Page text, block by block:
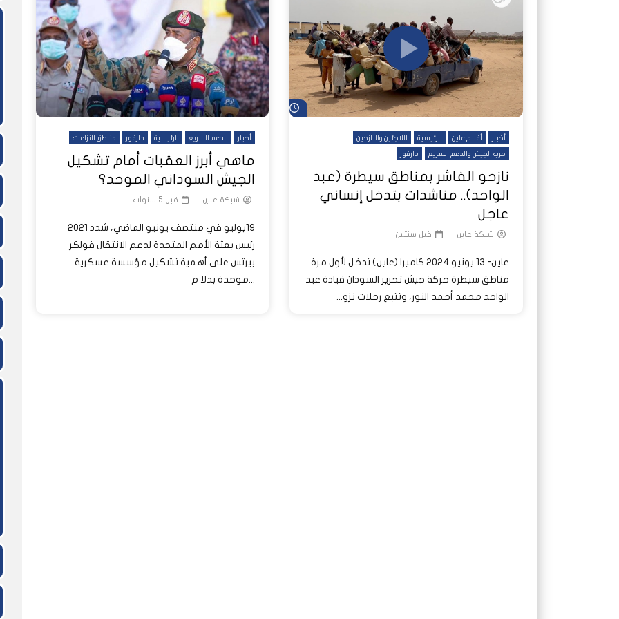
شاهد لاحقاً
عملتان وتطبيق مصرفي واحد.. كيف
تشظى النظام المصرفي في حرب
السودان؟
تصدر الدول العربية.. كيف دفعت الحرب
ديون السودان إلى ذروتها؟
نشرة أخبار عاين الأسبوعية
شاهد لاحقاً
عملتان وتطبيق مصرفي واحد.. كيف
تشظى النظام المصرفي في حرب
السودان؟
شاهد لاحقاً
هجمات المسيرات تضع ملايين السودانيين
على خطوط النار والجوع
جروحٌ لا تُرى.. حرب السودان تمتد إلى
الصحة النفسية للملايين
شاهد لاحقاً
أخبار أفلام عاين الرئيسية اللاجئين والنازحين
حرب الجيش والدعم السريع دارفور
نازحو الفاشر بمناطق سيطرة (عبد
الواحد).. مناشدات بتدخل إنساني
عاجل
شبكة عاين قبل سنتين
عاين- 13 يونيو 2024 كاميرا (عاين) تدخل لأول مرة
مناطق سيطرة حركة جيش تحرير السودان قيادة عبد
الواحد محمد أحمد النور، وتتبع رحلات نزو...
أخبار الدعم السريع الرئيسية دارفور مناطق النزاعات
ماهي أبرز العقبات أمام تشكيل
الجيش السوداني الموحد؟
شبكة عاين قبل 5 سنوات
19يوليو 202‪1 في منتصف يونيو الماضي، شدد
رئيس بعثة الأمم المتحدة لدعم الانتقال فولكر
بيرتس على أهمية تشكيل مؤسسة عسكرية
موحدة بدلا م...